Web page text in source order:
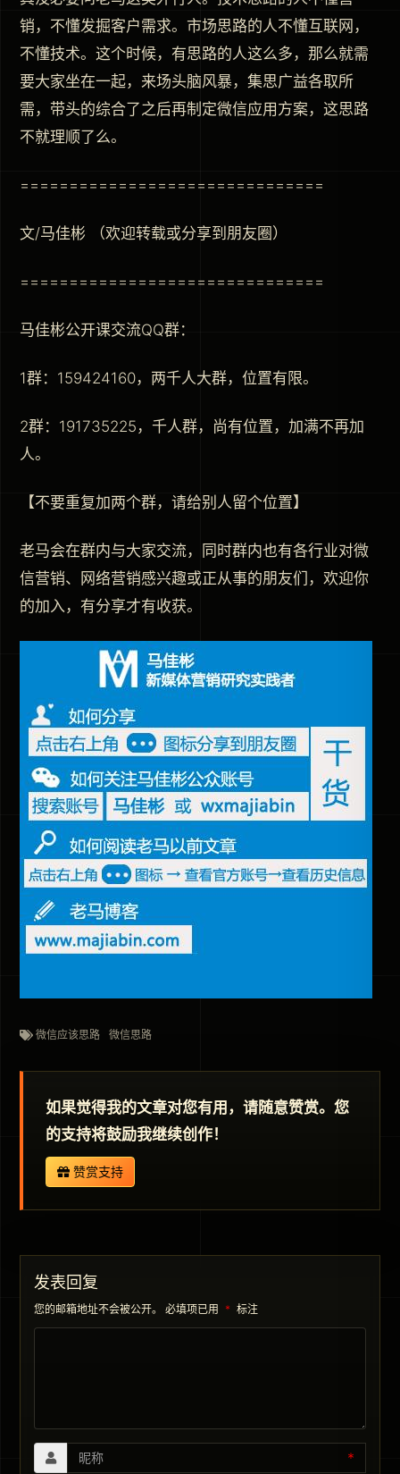
销，不懂发掘客户需求。市场思路的人不懂互联网，
不懂技术。这个时候，有思路的人这么多，那么就需
要大家坐在一起，来场头脑风暴，集思广益各取所
需，带头的综合了之后再制定微信应用方案，这思路
不就理顺了么。
===============================
文/马佳彬 （欢迎转载或分享到朋友圈）
===============================
马佳彬公开课交流QQ群：
1群：159424160，两千人大群，位置有限。
2群：191735225，千人群，尚有位置，加满不再加
人。
【不要重复加两个群，请给别人留个位置】
老马会在群内与大家交流，同时群内也有各行业对微
信营销、网络营销感兴趣或正从事的朋友们，欢迎你
的加入，有分享才有收获。
微信应该思路 微信思路
如果觉得我的文章对您有用，请随意赞赏。您
的支持将鼓励我继续创作！
赞赏支持
发表回复
您的邮箱地址不会被公开。 必填项已用 * 标注
*